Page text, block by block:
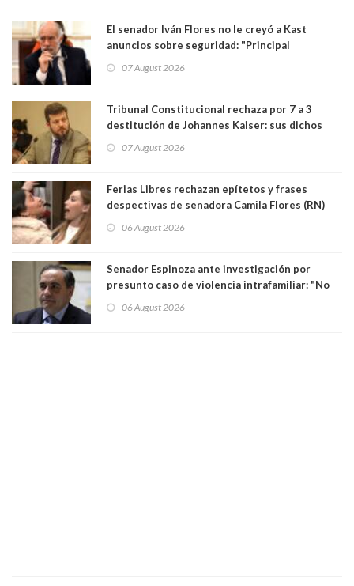
El senador Iván Flores no le creyó a Kast
anuncios sobre seguridad: "Principal
perseguir ruta del dinero y levantar secreto
07 August 2026
Tribunal Constitucional rechaza por 7 a 3
destitución de Johannes Kaiser: sus dichos
justicia constitucional porque no es diputado
07 August 2026
Ferias Libres rechazan epítetos y frases
despectivas de senadora Camila Flores (RN)
06 August 2026
Senador Espinoza ante investigación por
presunto caso de violencia intrafamiliar: "No
antecedentes a Tribunal Supremo
06 August 2026